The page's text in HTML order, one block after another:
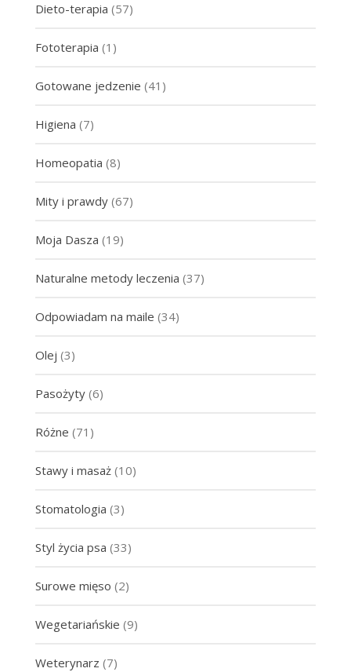
Dieto-terapia (57)
Fototerapia (1)
Gotowane jedzenie (41)
Higiena (7)
Homeopatia (8)
Mity i prawdy(67)
Moja Dasza (19)
Naturalne metody leczenia (37)
Odpowiadam na maile (34)
Olej (3)
Pasożyty(6)
Różne (71)
Stawy i masaż(10)
Stomatologia (3)
Styl życia psa (33)
Surowe mięso (2)
Wegetariańskie (9)
Weterynarz (7)